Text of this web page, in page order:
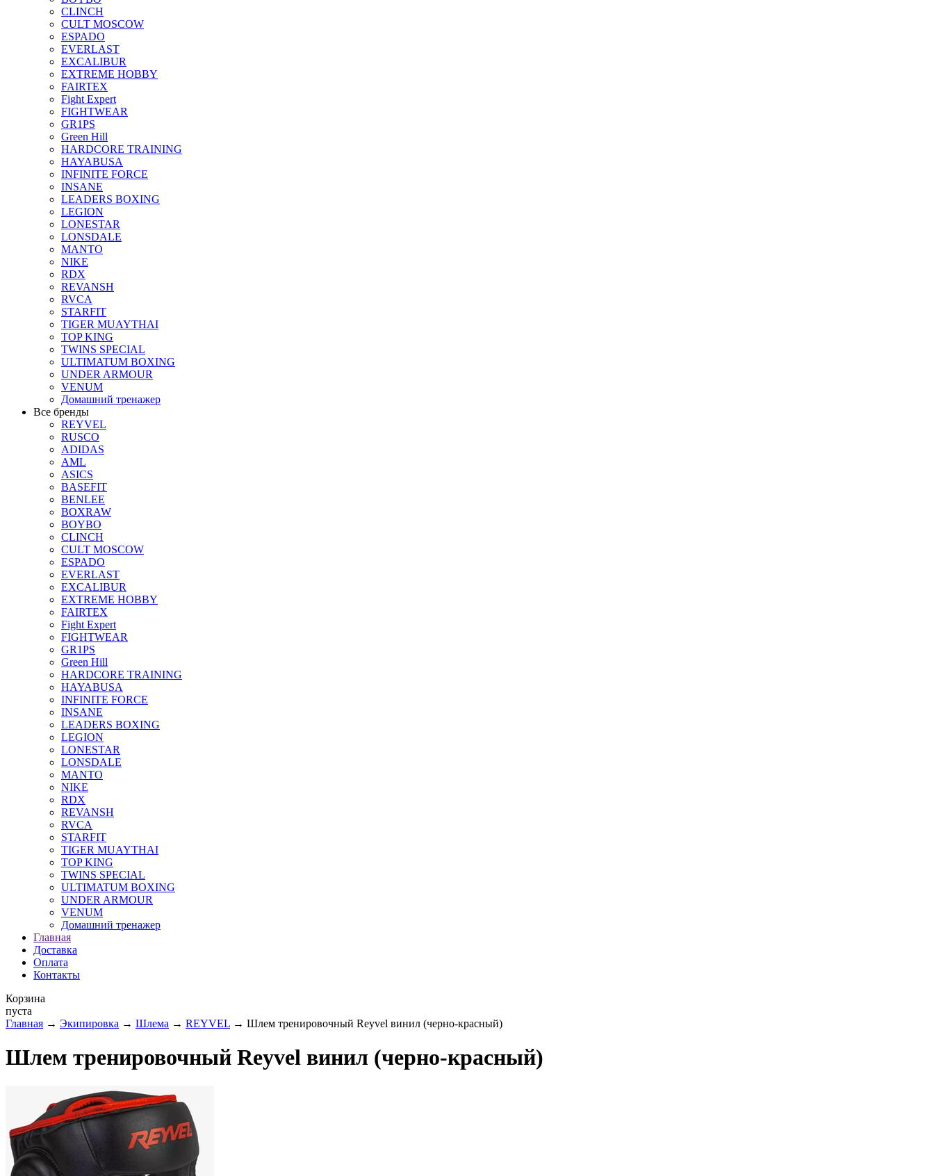
CLINCH
CULT MOSCOW
ESPADO
EVERLAST
EXCALIBUR
EXTREME HOBBY
FAIRTEX
Fight Expert
FIGHTWEAR
GR1PS
Green Hill
HARDCORE TRAINING
HAYABUSA
INFINITE FORCE
INSANE
LEADERS BOXING
LEGION
LONESTAR
LONSDALE
MANTO
NIKE
RDX
REVANSH
RVCA
STARFIT
TIGER MUAYTHAI
TOP KING
TWINS SPECIAL
ULTIMATUM BOXING
UNDER ARMOUR
VENUM
Домашний тренажер
Все бренды
REYVEL
RUSCO
ADIDAS
AML
ASICS
BASEFIT
BENLEE
BOXRAW
BOYBO
CLINCH
CULT MOSCOW
ESPADO
EVERLAST
EXCALIBUR
EXTREME HOBBY
FAIRTEX
Fight Expert
FIGHTWEAR
GR1PS
Green Hill
HARDCORE TRAINING
HAYABUSA
INFINITE FORCE
INSANE
LEADERS BOXING
LEGION
LONESTAR
LONSDALE
MANTO
NIKE
RDX
REVANSH
RVCA
STARFIT
TIGER MUAYTHAI
TOP KING
TWINS SPECIAL
ULTIMATUM BOXING
UNDER ARMOUR
VENUM
Домашний тренажер
Главная
Доставка
Оплата
Контакты
Корзина
пуста
Главная → Экипировка → Шлема → REYVEL → Шлем тренировочный Reyvel винил (черно-красный)
Шлем тренировочный Reyvel винил (черно-красный)